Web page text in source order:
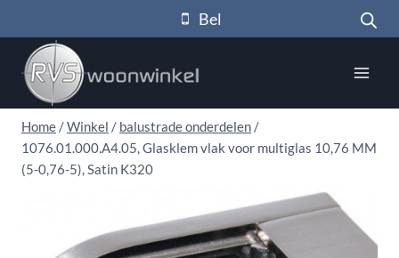
naar
inhoud
Bel
Home /Winkel / balustrade onderdelen /
1076.01.000.A4.05, Glasklem vlak voor multiglas 10,76 MM
(5-0,76-5), Satin K320